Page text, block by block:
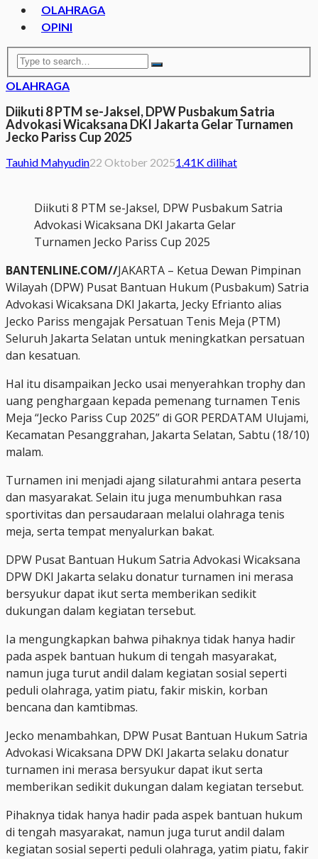
OLAHRAGA
OPINI
OLAHRAGA
Diikuti 8 PTM se-Jaksel, DPW Pusbakum Satria
Advokasi Wicaksana DKI Jakarta Gelar Turnamen
Jecko Pariss Cup 2025
Tauhid Mahyudin22 Oktober 20251.41K dilihat
Diikuti 8 PTM se-Jaksel, DPW Pusbakum Satria
Advokasi Wicaksana DKI Jakarta Gelar
Turnamen Jecko Pariss Cup 2025
BANTENLINE.COM//JAKARTA – Ketua Dewan Pimpinan
Wilayah (DPW) Pusat Bantuan Hukum (Pusbakum) Satria
Advokasi Wicaksana DKI Jakarta, Jecky Efrianto alias
Jecko Pariss mengajak Persatuan Tenis Meja (PTM)
Seluruh Jakarta Selatan untuk meningkatkan persatuan
dan kesatuan.
Hal itu disampaikan Jecko usai menyerahkan trophy dan
uang penghargaan kepada pemenang turnamen Tenis
Meja “Jecko Pariss Cup 2025” di GOR PERDATAM Ulujami,
Kecamatan Pesanggrahan, Jakarta Selatan, Sabtu (18/10)
malam.
Turnamen ini menjadi ajang silaturahmi antara peserta
dan masyarakat. Selain itu juga menumbuhkan rasa
sportivitas dan persaudaraan melalui olahraga tenis
meja, serta tempat menyalurkan bakat.
DPW Pusat Bantuan Hukum Satria Advokasi Wicaksana
DPW DKI Jakarta selaku donatur turnamen ini merasa
bersyukur dapat ikut serta memberikan sedikit
dukungan dalam kegiatan tersebut.
Ia mengungkapkan bahwa pihaknya tidak hanya hadir
pada aspek bantuan hukum di tengah masyarakat,
namun juga turut andil dalam kegiatan sosial seperti
peduli olahraga, yatim piatu, fakir miskin, korban
bencana dan kamtibmas.
Jecko menambahkan, DPW Pusat Bantuan Hukum Satria
Advokasi Wicaksana DPW DKI Jakarta selaku donatur
turnamen ini merasa bersyukur dapat ikut serta
memberikan sedikit dukungan dalam kegiatan tersebut.
Pihaknya tidak hanya hadir pada aspek bantuan hukum
di tengah masyarakat, namun juga turut andil dalam
kegiatan sosial seperti peduli olahraga, yatim piatu, fakir